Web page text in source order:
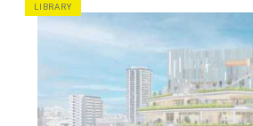
LIBRARY